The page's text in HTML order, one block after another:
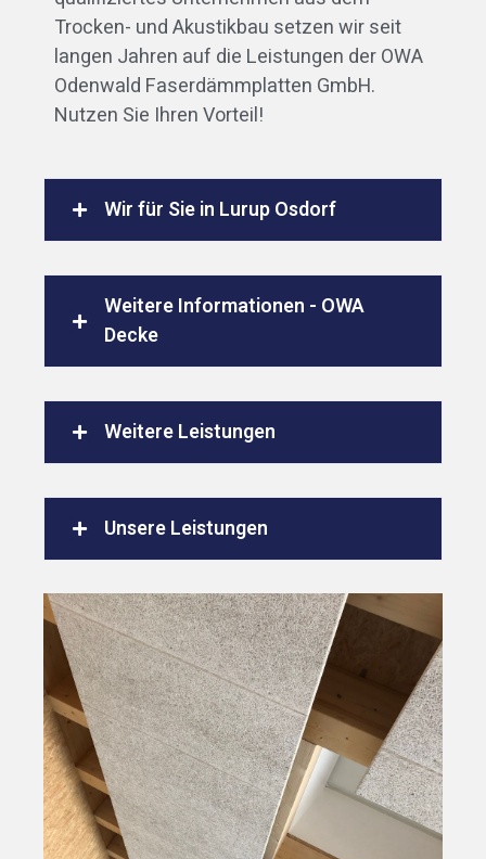
Trocken- und Akustikbau setzen wir seit
langen Jahren auf die Leistungen der OWA
Odenwald Faserdämmplatten GmbH.
Nutzen Sie Ihren Vorteil!
Wir für Sie in Lurup Osdorf
Weitere Informationen - OWA
Decke
Weitere Leistungen
Unsere Leistungen